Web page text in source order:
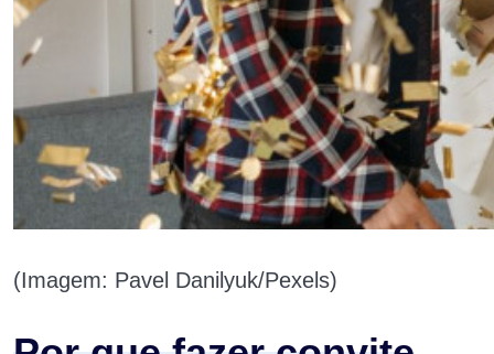
(Imagem: Pavel Danilyuk/Pexels)